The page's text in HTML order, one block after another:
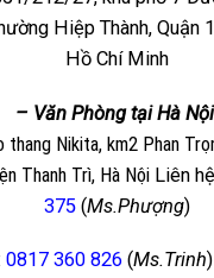
Hiệp Thành, Quận
Hồ Chí Minh
– Văn Phòng tại Hà
thang Nikita, km2 Phan
Thanh Trì, Hà Nội Liên hệ
375(Ms.Phượng)
0817 360 826 (Ms.Trinh